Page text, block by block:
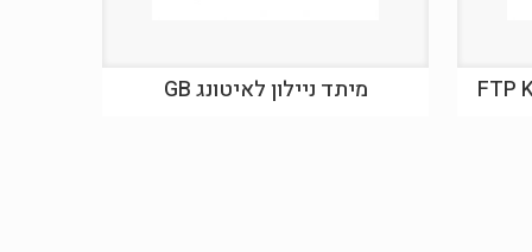
מיתד ניילון לאיטונג GB